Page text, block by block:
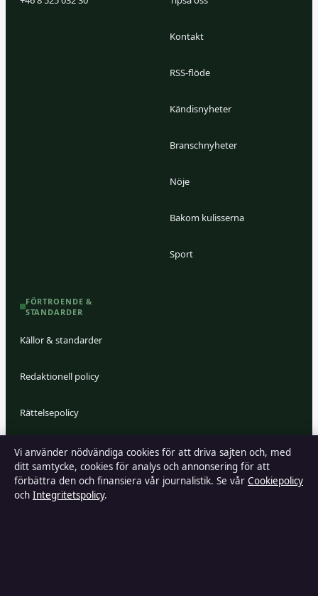
Kontakt
RSS-flöde
Kändisnyheter
Branschnyheter
Nöje
Bakom kulisserna
Sport
FÖRTROENDE &
STANDARDER
Källor & standarder
Redaktionell policy
Rättelsepolicy
Faktagranskningspolicy
Ägande & finansiering
Vi använder nödvändiga cookies för att driva sajten och, med
ditt samtycke, cookies för analys och annonsering för att
förbättra den och finansiera vår journalistik. Se vår Cookiepolicy
och Integritetspolicy.